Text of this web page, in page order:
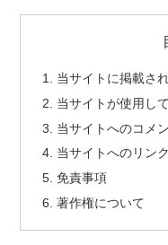
当サイトに掲載さ
当サイトが使用し
当サイトへのコメ
当サイトへのリン
免責事項
著作権について